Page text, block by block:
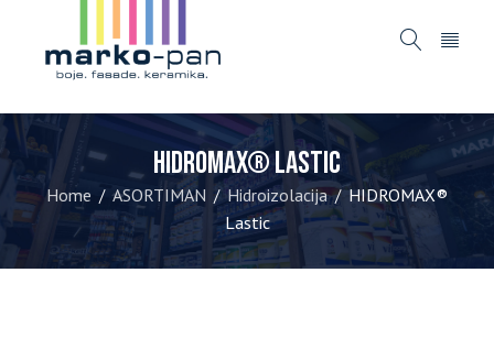
HIDROMAX® Lastic
Home / ASORTIMAN / Hidroizolacija / HIDROMAX®
Lastic